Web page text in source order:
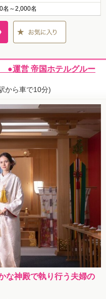
名～2,000名
●運営 帝国ホテルグルー
から車で10分)
な神殿で執り行う夫婦の